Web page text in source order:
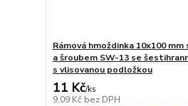
Rámová hmoždinka 10x100
a šroubem SW-13 se
s vlisovanou podložkou
11 Kč/ks
9,09 Kč bez DPH